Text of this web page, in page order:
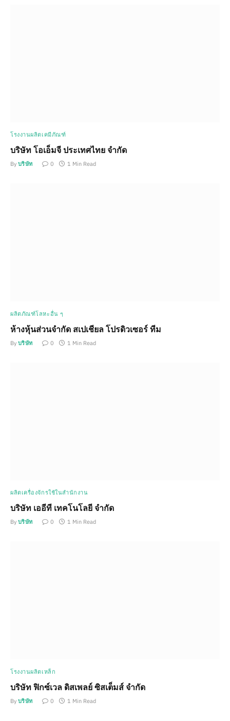
โรงงานผลิตเคมีภัณฑ์
บริษัท โอเอ็มจี ประเทศไทย จำกัด
By บริษัท 0 1 Min Read
ผลิตภัณฑ์โลหะอื่น ๆ
ห้างหุ้นส่วนจำกัด สเปเชียล โปรดิวเซอร์ ทีม
By บริษัท 0 1 Min Read
ผลิตเครื่องจักรใช้ในสำนักงาน
บริษัท เออีที เทคโนโลยี จำกัด
By บริษัท 0 1 Min Read
โรงงานผลิตเหล็ก
บริษัท ฟิกซ์เวล ดิสเพลย์ ซิสเต็มส์ จำกัด
By บริษัท 0 1 Min Read